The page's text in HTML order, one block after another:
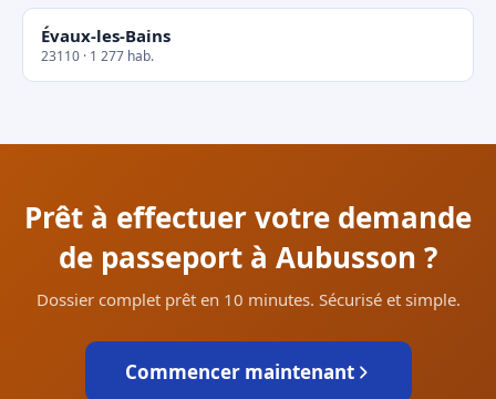
Évaux-les-Bains
23110 · 1 277 hab.
Prêt à effectuer votre demande
de passeport à Aubusson ?
Dossier complet prêt en 10 minutes. Sécurisé et simple.
Commencer maintenant